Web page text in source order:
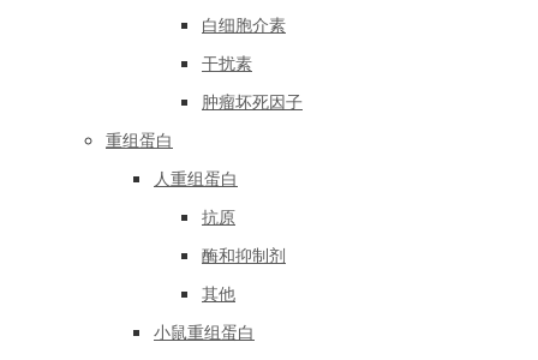
白细胞介素
干扰素
肿瘤坏死因子
重组蛋白
人重组蛋白
抗原
酶和抑制剂
其他
小鼠重组蛋白